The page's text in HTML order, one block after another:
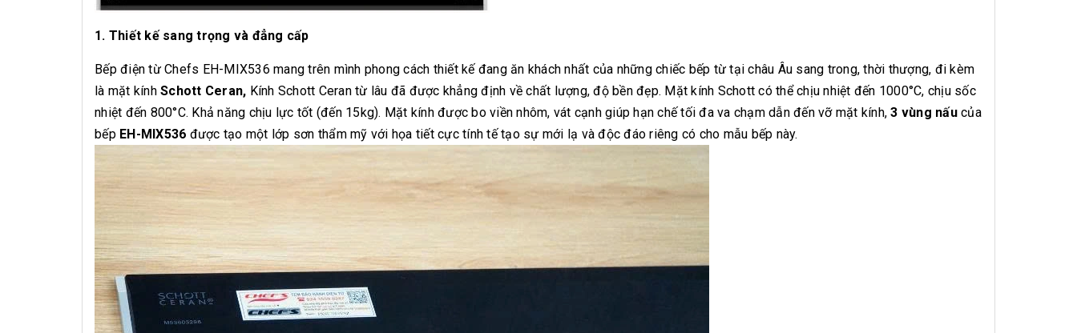
1. Thiết kế sang trọng và đẳng cấp
Bếp điện từ Chefs EH-MIX536 mang trên mình phong cách thiết kế đang ăn khách nhất của những chiếc bếp từ tại châu Âu sang trong, thời thượng, đi kèm
là mặt kính Schott Ceran, Kính Schott Ceran từ lâu đã được khẳng định về chất lượng, độ bền đẹp. Mặt kính Schott có thể chịu nhiệt đến 1000°C, chịu sốc
nhiệt đến 800°C. Khả năng chịu lực tốt (đến 15kg). Mặt kính được bo viền nhôm, vát cạnh giúp hạn chế tối đa va chạm dẫn đến vỡ mặt kính, 3 vùng nấucủa
bếp EH-MIX536 được tạo một lớp sơn thẩm mỹ với họa tiết cực tính tế tạo sự mới lạ và độc đáo riêng có cho mẫu bếp này.